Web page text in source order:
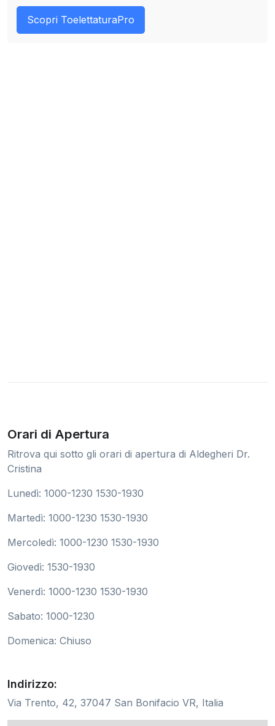
Scopri ToelettaturaPro
Orari di Apertura
Ritrova qui sotto gli orari di apertura di Aldegheri Dr.
Cristina
Lunedì: 1000-1230 1530-1930
Martedì: 1000-1230 1530-1930
Mercoledì: 1000-1230 1530-1930
Giovedì: 1530-1930
Venerdì: 1000-1230 1530-1930
Sabato: 1000-1230
Domenica: Chiuso
Indirizzo:
Via Trento, 42, 37047 San Bonifacio VR, Italia